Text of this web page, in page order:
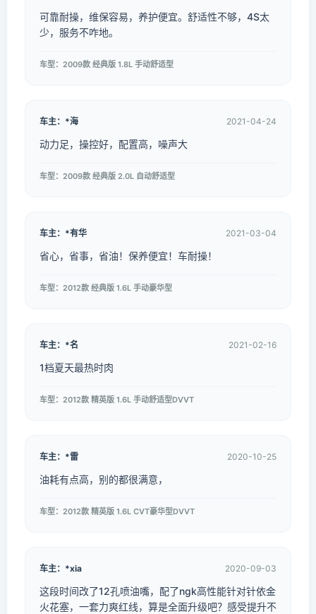
可靠耐操，维保容易，养护便宜。舒适性不够，4S太
少，服务不咋地。
车型：2009款 经典版 1.8L 手动舒适型
车主：*海 2021-04-24
动力足，操控好，配置高，噪声大
车型：2009款 经典版 2.0L 自动舒适型
车主：*有华 2021-03-04
省心，省事，省油！保养便宜！车耐操！
车型：2012款 经典版 1.6L 手动豪华型
车主：*名 2021-02-16
1档夏天最热时肉
车型：2012款 精英版 1.6L 手动舒适型DVVT
车主：*雷 2020-10-25
油耗有点高，别的都很满意，
车型：2012款 精英版 1.6L CVT豪华型DVVT
车主：*xia 2020-09-03
这段时间改了12孔喷油嘴，配了ngk高性能针对针依金
火花塞，一套力爽红线，算是全面升级吧？感受提升不